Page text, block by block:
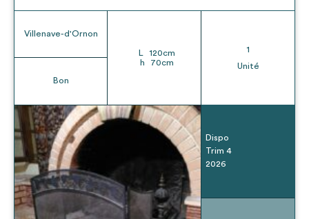
Villenave-d'Ornon
Bon
L 120cm
h
70cm
1
Unité
Dispo
Trim 4
2026